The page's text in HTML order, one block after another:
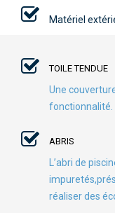
Matériel
TOILE TENDUE
Une
fonctionnalité.
ABRIS
L’abri de
réaliser des